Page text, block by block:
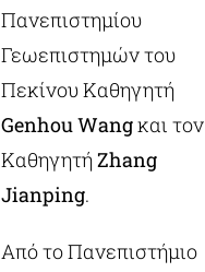
Πανεπιστημίου
Γεωεπιστημών του
Πεκίνου Καθηγητή
Genhou Wangκαι τον
ΚαθηγητήZhang
Jianping.
Από το Πανεπιστήμιο